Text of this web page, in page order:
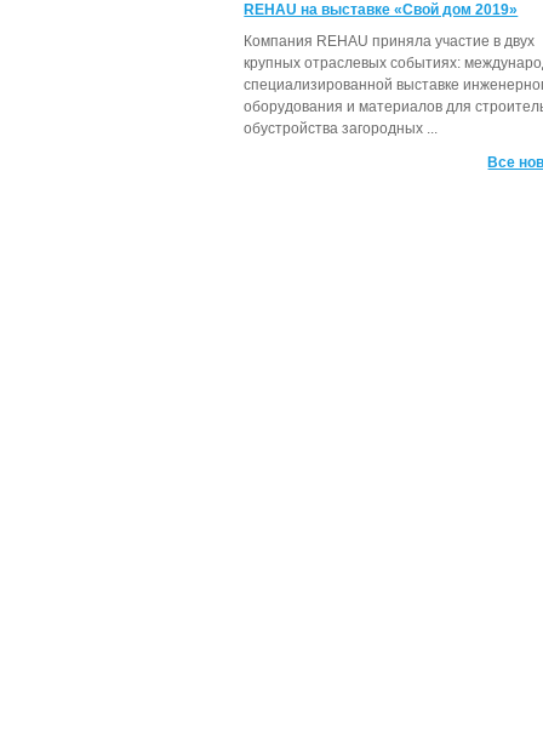
REHAU на выставке «Свой дом 2019»
Компания REHAU приняла участие в двух
крупных отраслевых событиях:
специализированной выставке
оборудования и материалов для
обустройства загородных ...
Все